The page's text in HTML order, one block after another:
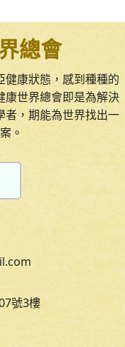
總會
康狀態，感到種種的
康世界總會即是為解決
者，期能為世界找出一
。
號3樓